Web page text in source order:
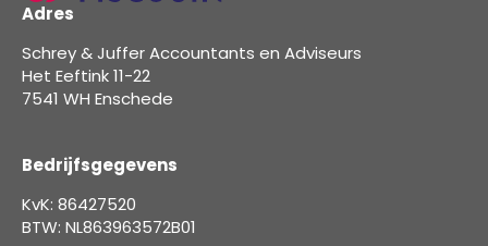
Adres
Schrey & Juffer Accountants en Adviseurs
Het Eeftink 11-22
7541 WH Enschede
Bedrijfsgegevens
KvK: 86427520
BTW: NL863963572B01